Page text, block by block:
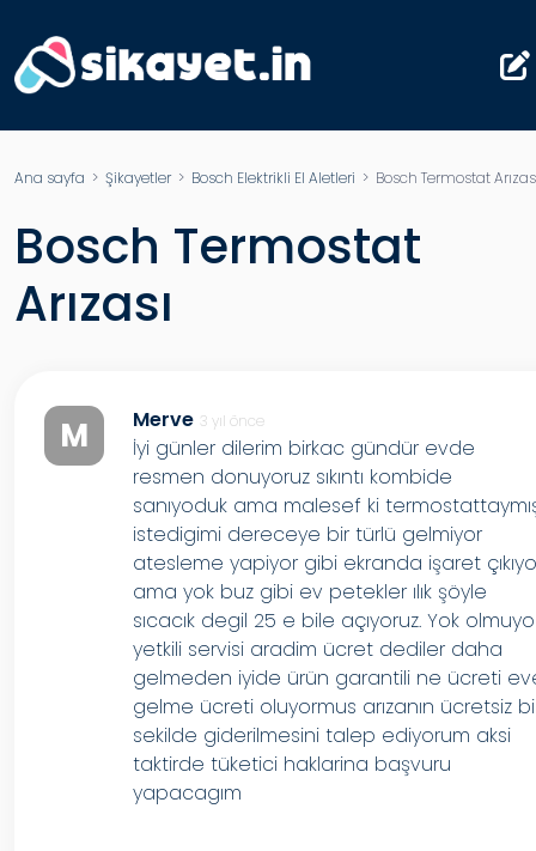
Ana sayfa > Şikayetler> Bosch Elektrikli El Aletleri > Bosch Termostat
Bosch Termostat
Arızası
M Merve 3 yıl önce
İyi günler dilerim birkac gündür evde
resmen donuyoruz sıkıntı kombide
sanıyoduk ama malesef ki
istedigimi dereceye bir türlü gelmiyor
atesleme yapiyor gibi ekranda işaret
ama yok buz gibi ev petekler ılık şöyle
sıcacık degil 25 e bile açıyoruz. Yok olmuyo
yetkili servisi aradim ücret dediler daha
gelmeden iyide ürün garantili ne ücreti
gelme ücreti oluyormus arızanın ücretsiz
sekilde giderilmesini talep ediyorum aksi
taktirde tüketici haklarina başvuru
yapacagım